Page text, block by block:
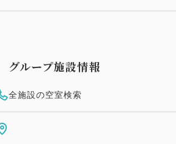
【就学前、
お子様プレ
グループ施設情報
全施設の空室検索